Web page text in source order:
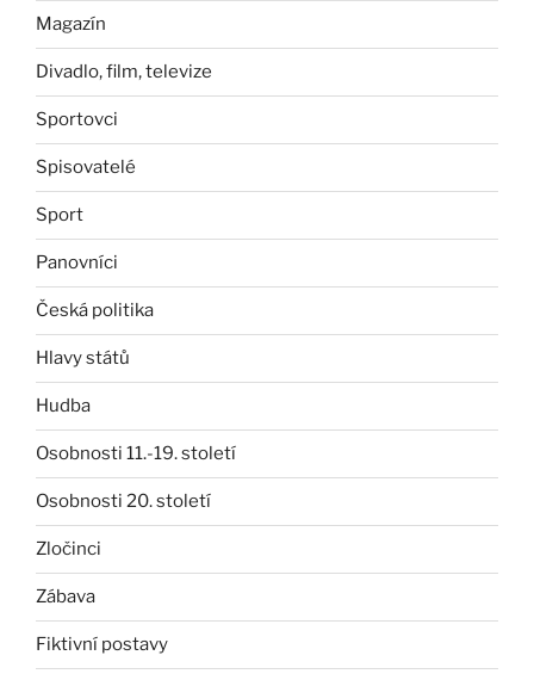
Magazín
Divadlo, film, televize
Sportovci
Spisovatelé
Sport
Panovníci
Česká politika
Hlavy států
Hudba
Osobnosti 11.-19. století
Osobnosti 20. století
Zločinci
Zábava
Fiktivní postavy